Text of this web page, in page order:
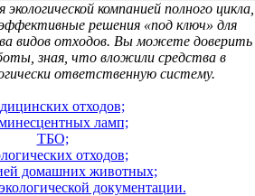
компанией полного цикла,
решения «под ключ» для
видов отходов. Вы можете доверить
зная, что вложили средства в
ответственную систему.
отходов;
ламп;
ТБО;
отходов;
домашних животных;
документации.